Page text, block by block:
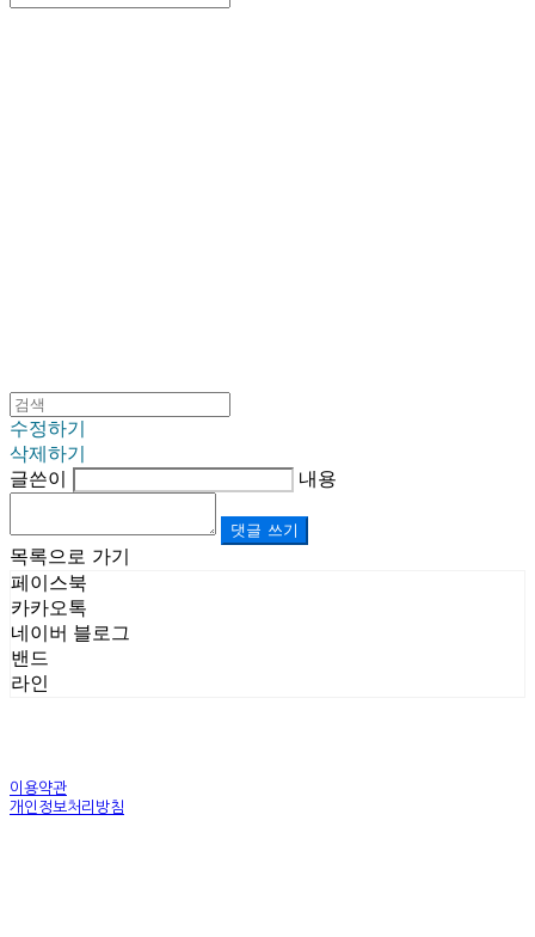
수정하기
삭제하기
글쓴이
내용
댓글 쓰기
목록으로 가기
페이스북
카카오톡
네이버 블로그
밴드
라인
이용약관
개인정보처리방침